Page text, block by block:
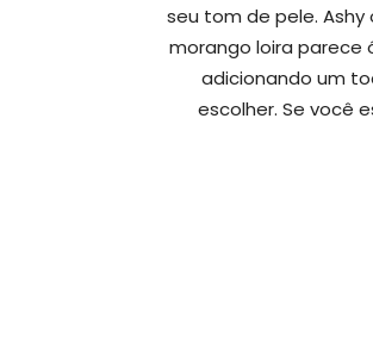
seu tom de pele.
morango loira parece
adicionando um
escolher. Se você